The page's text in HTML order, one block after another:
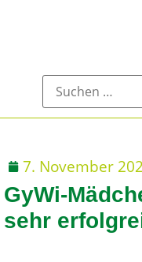
7. November
GyWi-
sehr